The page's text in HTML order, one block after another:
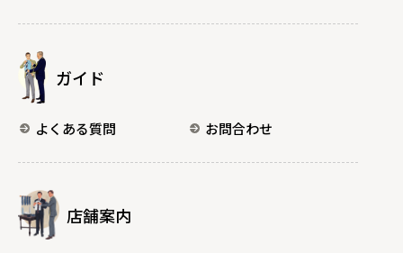
ガイド
よくある質問 お問合わせ
店舗案内